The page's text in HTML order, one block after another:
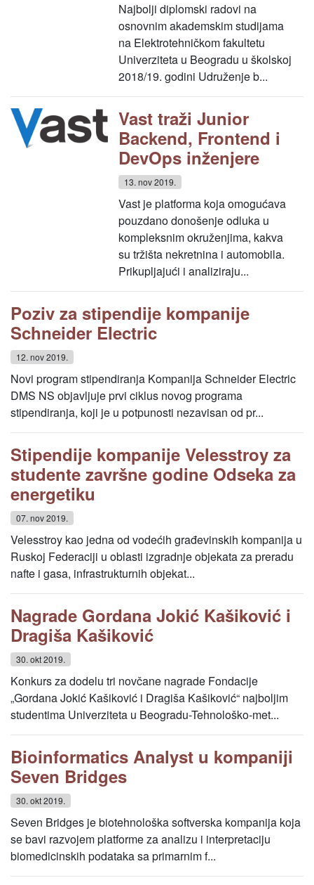
Najbolji diplomski radovi na
osnovnim akademskim studijama
na Elektrotehničkom fakultetu
Univerziteta u Beogradu u školskoj
2018/19. godini Udruženje b...
Vast traži Junior
Backend, Frontend i
DevOps inženjere
13. nov 2019.
Vast je platforma koja omogućava
pouzdano donošenje odluka u
kompleksnim okruženjima, kakva
su tržišta nekretnina i automobila.
Prikupljajući i analiziraju...
Poziv za stipendije kompanije
Schneider Electric
12. nov 2019.
Novi program stipendiranja Kompanija Schneider Electric
DMS NS objavljuje prvi ciklus novog programa
stipendiranja, koji je u potpunosti nezavisan od pr...
Stipendije kompanije Velesstroy za
studente završne godine Odseka za
energetiku
07. nov 2019.
Velesstroy kao jedna od vodećih građevinskih kompanija u
Ruskoj Federaciji u oblasti izgradnje objekata za preradu
nafte i gasa, infrastrukturnih objekat...
Nagrade Gordana Jokić Kašiković i
Dragiša Kašiković
30. okt 2019.
Konkurs za dodelu tri novčane nagrade Fondacije
„Gordana Jokić Kašiković i Dragiša Kašiković“ najboljim
studentima Univerziteta u Beogradu-Tehnološko-met...
Bioinformatics Analyst u kompaniji ​
Seven Bridges
30. okt 2019.
Seven Bridges​​ je biotehnološka softverska kompanija koja
se bavi razvojem platforme za analizu i interpretaciju
biomedicinskih podataka sa primarnim f...